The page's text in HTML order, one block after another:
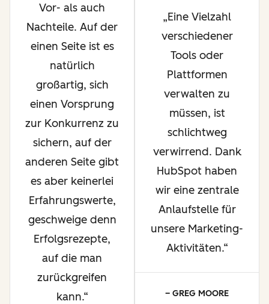
Vor- als auch
Nachteile. Auf der
einen Seite ist es
natürlich
großartig, sich
einen Vorsprung
zur Konkurrenz zu
sichern, auf der
anderen Seite gibt
es aber keinerlei
Erfahrungswerte,
geschweige denn
Erfolgsrezepte,
auf die man
zurückgreifen
kann.
Eine Vielzahl
verschiedener
Tools oder
Plattformen
verwalten zu
müssen, ist
schlichtweg
verwirrend. Dank
HubSpot haben
wir eine zentrale
Anlaufstelle für
unsere Marketing-
Aktivitäten.
– GREG MOORE